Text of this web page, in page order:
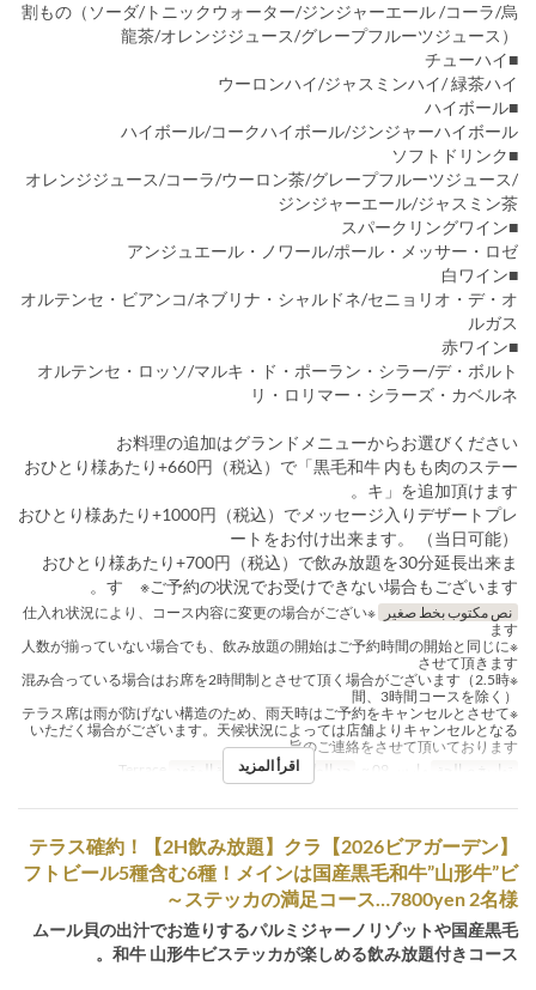
割もの（ソーダ/トニックウォーター/ジンジャーエール /コーラ/烏
龍茶/オレンジジュース/グレープフルーツジュース）
■チューハイ
ウーロンハイ/ジャスミンハイ/ 緑茶ハイ
■ハイボール
ハイボール/コークハイボール/ジンジャーハイボール
■ソフトドリンク
オレンジジュース/コーラ/ウーロン茶/グレープフルーツジュース/
ジンジャーエール/ジャスミン茶
■スパークリングワイン
アンジュエール・ノワール/ポール・メッサー・ロゼ
■白ワイン
オルテンセ・ビアンコ/ネブリナ・シャルドネ/セニョリオ・デ・オ
ルガス
■赤ワイン
オルテンセ・ロッソ/マルキ・ド・ポーラン・シラー/デ・ボルト
リ・ロリマー・シラーズ・カベルネ
お料理の追加はグランドメニューからお選びください
おひとり様あたり+660円（税込）で「黒毛和牛 内もも肉のステー
キ」を追加頂けます。
おひとり様あたり+1000円（税込）でメッセージ入りデザートプレ
ートをお付け出来ます。 （当日可能）
おひとり様あたり+700円（税込）で飲み放題を30分延長出来ま
す ※ご予約の状況でお受けできない場合もございます。
نص مكتوب بخط صغير
※仕入れ状況により、コース内容に変更の場合がござい
ます
※人数が揃っていない場合でも、飲み放題の開始はご予約時間の開始と同じに
させて頂きます
※混み合っている場合はお席を2時間制とさせて頂く場合がございます（2.5時
間、3時間コースを除く）
※テラス席は雨が防げない構造のため、雨天時はご予約をキャンセルとさせて
いただく場合がございます。天候状況によっては店舗よりキャンセルとなる
旨のご連絡をさせて頂いております。
تواريخ صالحة
مارس 09 ~ حد الطلب 2 ~ 30 فئة المقعد اقرأ المزيد
【2026ビアガーデン】テラス確約！【2H飲み放題】クラ
フトビール5種含む6種！メインは国産黒毛和牛”山形牛”ビ
ステッカの満足コース…7800yen 2名様～
ムール貝の出汁でお造りするパルミジャーノリゾットや国産黒毛
和牛 山形牛ビステッカが楽しめる飲み放題付きコース。